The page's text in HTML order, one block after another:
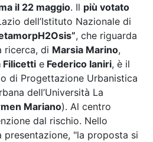
il 22 maggio. Il più votato
dell’Istituto Nazionale di
, che riguarda
ricerca, di Marsia Marino,
Filicetti e Federico Ianiri, è il
di Progettazione Urbanistica
dell’Università La
Mariano). Al centro
dal rischio. Nello
presentazione, "la proposta si